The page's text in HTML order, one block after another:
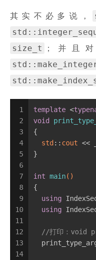
其实不必多说，
size_t ；并且
1
2
3
4
5
6
7
8
9
10
11
12
13
14
template <
void
{
std :: cout <<
}
int main()
{
using
using
//打印：void